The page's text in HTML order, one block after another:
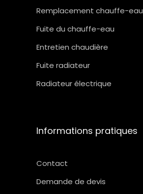
Remplacement chauffe-eau
Fuite du chauffe-eau
Entretien chaudière
Fuite radiateur
Radiateur électrique
Informations pratiques
Contact
Demande de devis